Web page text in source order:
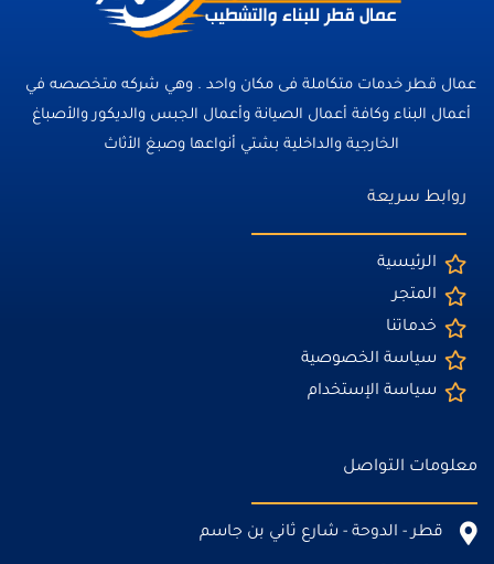
عمال قطر خدمات متكاملة فى مكان واحد . وهي شركه متخصصه في
أعمال البناء وكافة أعمال الصيانة وأعمال الجبس والديكور والأصباغ
الخارجية والداخلية بشتي أنواعها وصبغ الأثاث
روابط سريعة
الرئيسية
المتجر
خدماتنا
سياسة الخصوصية
سياسة الإستخدام
معلومات التواصل
قطر - الدوحة - شارع ثاني بن جاسم